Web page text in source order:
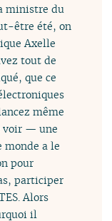
ministre du
être été, on
Axelle
tout de
que ce
même
voir — une
a le
pour
participer
Alors
il